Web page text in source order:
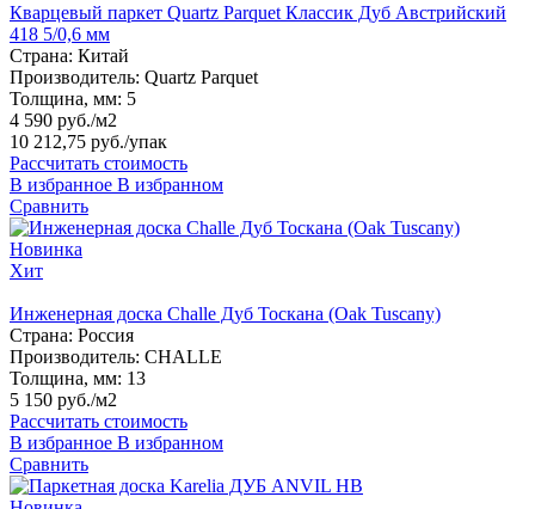
Кварцевый паркет Quartz Parquet Классик Дуб Австрийский
418 5/0,6 мм
Страна: Китай
Производитель: Quartz Parquet
Толщина, мм: 5
4 590 руб./м2
10 212,75 руб./упак
Рассчитать стоимость
В избранное В избранном
Сравнить
Новинка
Хит
Инженерная доска Challe Дуб Тоскана (Oak Tuscany)
Страна: Россия
Производитель: CHALLE
Толщина, мм: 13
5 150 руб./м2
Рассчитать стоимость
В избранное В избранном
Сравнить